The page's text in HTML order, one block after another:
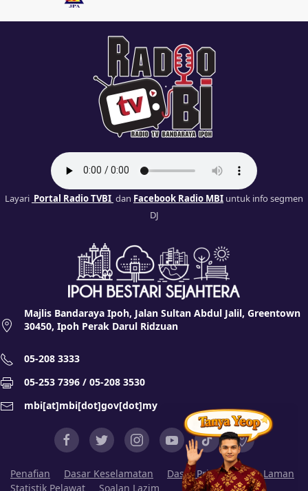
Layari Portal Radio TVBI dan Facebook Radio MBI untuk info segmen
DJ
Majlis Bandaraya Ipoh, Jalan Sultan Abdul Jalil, Greentown
30450, Ipoh Perak Darul Ridzuan
05-208 3333
05-253 7396 / 05-208 3530
mbi[at]mbi[dot]gov[dot]my
Penafian Dasar Keselamatan Dasar Privasi
Peta Laman
Statistik Pelawat
Soalan Lazim